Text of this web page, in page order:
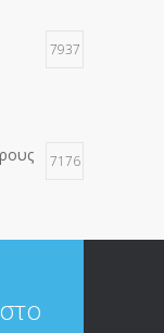
7937
7176